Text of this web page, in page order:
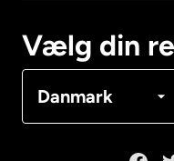
Vælg din
Danmark